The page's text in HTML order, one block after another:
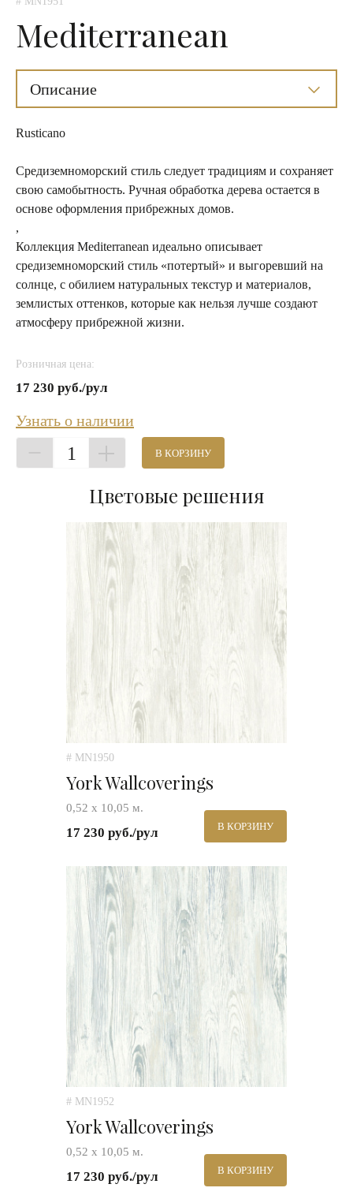
Mediterranean
Описание
Rusticano
Средиземноморский стиль следует традициям и сохраняет
свою самобытность. Ручная обработка дерева остается в
основе оформления прибрежных домов.
,
Коллекция Mediterranean идеально описывает
средиземноморский стиль «потертый» и выгоревший на
солнце, с обилием натуральных текстур и материалов,
землистых оттенков, которые как нельзя лучше создают
атмосферу прибрежной жизни.
Розничная цена:
17 230 руб./рул
Узнать о наличии
1 В КОРЗИНУ
Цветовые решения
# MN1950
York Wallcoverings
0,52 х 10,05 м.
17 230 руб./рул В КОРЗИНУ
# MN1952
York Wallcoverings
0,52 х 10,05 м.
17 230 руб./рул В КОРЗИНУ